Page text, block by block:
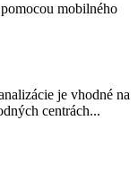
mobilného
je vhodné na
centrách...